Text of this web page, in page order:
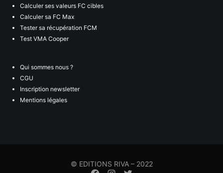
Calculer ses valeurs FC cibles
Calculer sa FC Max
Tester sa récupération FCM
Test VMA Cooper
Qui sommes nous ?
CGU
Inscription newsletter
Mentions légales
© EDITIONS RIVA – 2022